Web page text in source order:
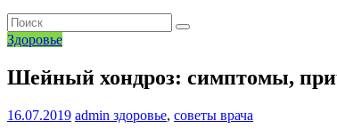
Здоровье
Шейный хондроз: симптомы,
16.07.2019 admin здоровье, советы врача